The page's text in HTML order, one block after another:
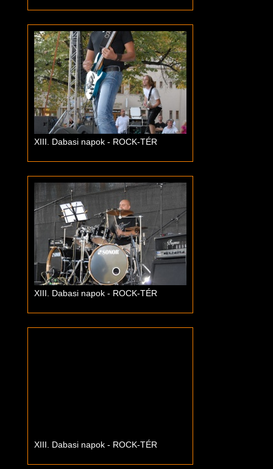
XIII. Dabasi napok - ROCK-TÉR
XIII. Dabasi napok - ROCK-TÉR
XIII. Dabasi napok - ROCK-TÉR